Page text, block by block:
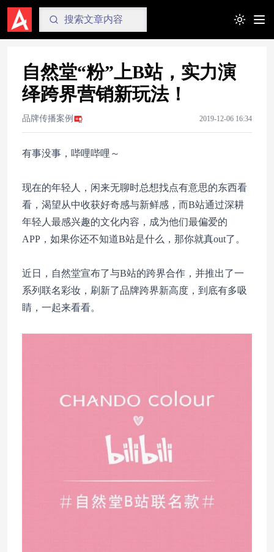
Toggle
自然堂“粉”上B站，实力演
绎跨界营销新玩法！
品牌传播案例 2019-12-06 16:34
有事没事，哔哩哔哩～
现在的年轻人，闲来无聊时总想找点有意思的东西看
看，渴望从中收获好奇感与新鲜感，而B站通过深耕
年轻人最感兴趣的文化内容，成为他们最偏爱的
APP，如果你还不知道B站是什么，那你就真out了。
近日，自然堂宣布了与B站的跨界合作，并推出了一
系列联名彩妆，刷新了品牌跨界新高度，到底有多吸
睛，一起来看看。